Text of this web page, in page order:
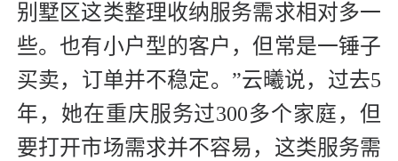
别墅区这类整理收纳服务需求相对多一
些。也有小户型的客户，但常是一锤子
买卖，订单并不稳定。”云曦说，过去5
年，她在重庆服务过300多个家庭，但
要打开市场需求并不容易，这类服务需